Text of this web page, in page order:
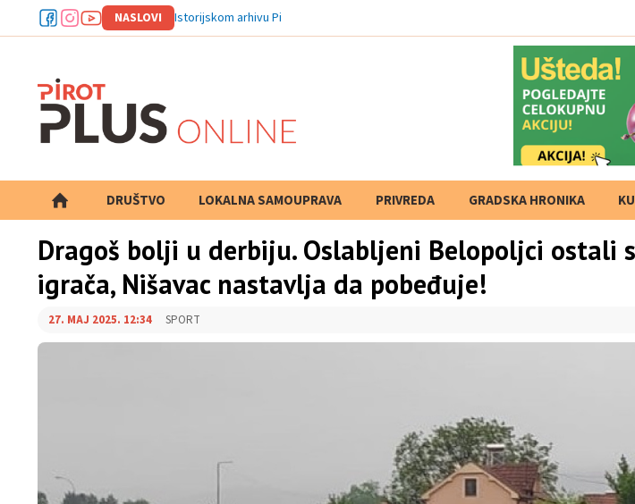
NASLOVI Istorijskom arhivu Pirot odobrena dva projekta od strane M
DRUŠTVO LOKALNA SAMOUPRAVA PRIVREDA GRADSKA HRONIKA
PRETRAGA
Dragoš bolji u derbiju. Oslabljeni Belopoljci ostali
igrača, Nišavac nastavlja da pobeđuje!
27. MAJ 2025. 12:34 SPORT